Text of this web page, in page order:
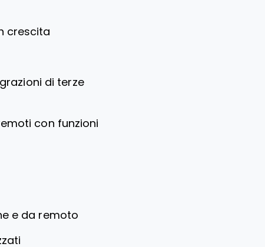
crescita
di terze
con funzioni
e da remoto